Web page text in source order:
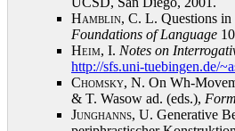
Hamblin, C. L. Questions in
Foundations of Language
Heim, I. Notes on
http://sfs.uni-tuebingen.de/
Chomsky, N. On Wh-
& T. Wasow ad. (eds.),
Junghanns, U. Generative